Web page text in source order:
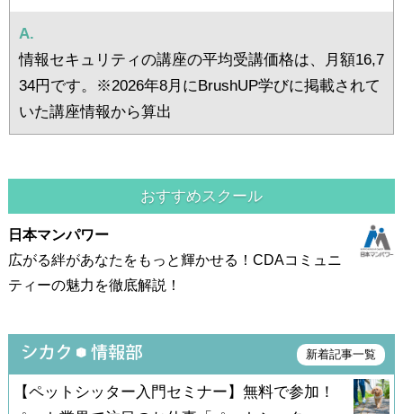
A.
情報セキュリティの講座の平均受講価格は、月額16,7
34円です。※2026年8月にBrushUP学びに掲載されて
いた講座情報から算出
おすすめスクール
日本マンパワー
広がる絆があなたをもっと輝かせる！CDAコミュニ
ティーの魅力を徹底解説！
新着記事一覧
【ペットシッター入門セミナー】無料で参加！